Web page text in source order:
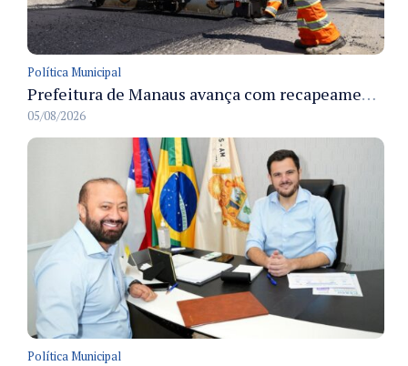
Política Municipal
Prefeitura de Manaus avança com recapeamento no Parque Rio Solimões e cobre cerca de 30 ruas
05/08/2026
Política Municipal